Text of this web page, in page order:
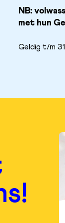
NB:
met hun
Geldig t/m